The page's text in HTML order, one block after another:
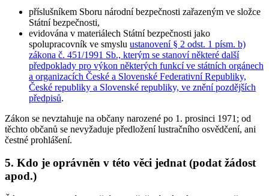
příslušníkem Sboru národní bezpečnosti zařazeným ve složce
Státní bezpečnosti,
evidována v materiálech Státní bezpečnosti jako
spolupracovník ve smyslu ustanovení § 2 odst. 1 písm. b)
zákona č. 451/1991 Sb., kterým se stanoví některé další
předpoklady pro výkon některých funkcí ve státních orgánech
a organizacích České a Slovenské Federativní Republiky,
České republiky a Slovenské republiky, ve znění pozdějších
předpisů.
Zákon se nevztahuje na občany narozené po 1. prosinci 1971 ; od
těchto občanů se nevyžaduje předložení lustračního osvědčení, ani
čestné prohlášení.
5. Kdo je oprávněn v této věci jednat (podat žádost
apod.)